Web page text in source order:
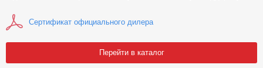
Сертификат официального дилера
Перейти в каталог